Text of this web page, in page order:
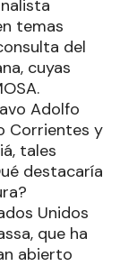
temas
del
cuyas
Adolfo
Corrientes y
tales
destacaría
Unidos
que ha
abierto